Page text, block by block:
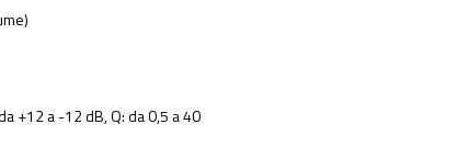
+12 a -12 dB, Q: da 0,5 a 40